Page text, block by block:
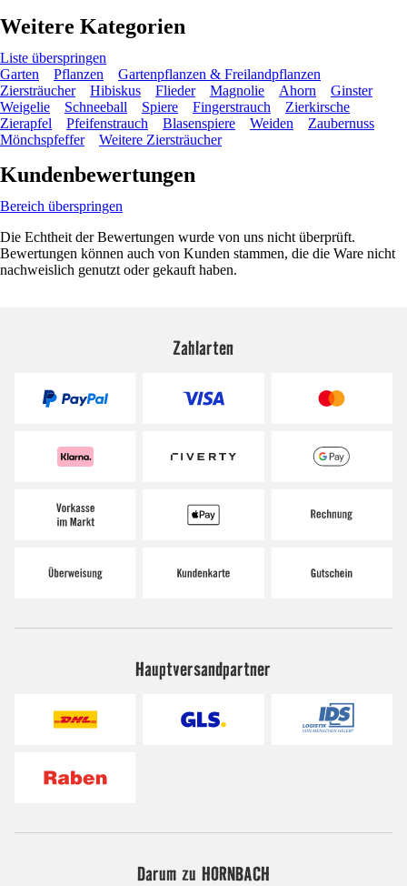
Weitere Kategorien
Liste überspringen
Garten
Pflanzen
Gartenpflanzen & Freilandpflanzen
Ziersträucher
Hibiskus Flieder Magnolie Ahorn
Ginster
Weigelie
Schneeball Spiere Fingerstrauch
Zierkirsche
Zierapfel
Pfeifenstrauch Blasenspiere Weiden
Zaubernuss
Mönchspfeffer
Weitere Ziersträucher
Kundenbewertungen
Bereich überspringen
Die Echtheit der Bewertungen wurde von uns nicht überprüft.
Bewertungen können auch von Kunden stammen, die die Ware nicht
nachweislich genutzt oder gekauft haben.
Zahlarten
Hauptversandpartner
Darum zu HORNBACH